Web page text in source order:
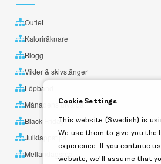
Outlet
Kaloriräknare
Blogg
Vikter & skivstänger
Löpband
Månadens utvalda
Black Friday
Julklappstips
Mellandagsrea
Cookie Settings
This website (Swedish) is
We use them to give you the
experience. If you continue
website, we'll assume that